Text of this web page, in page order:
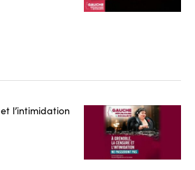
l’intimidation